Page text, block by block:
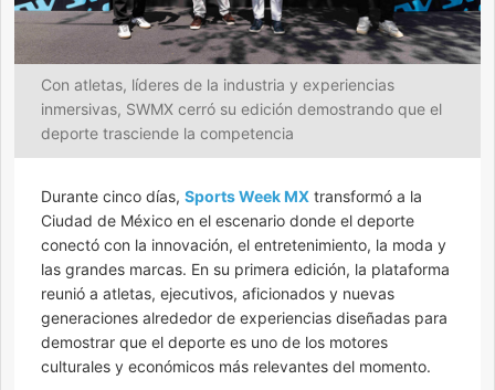
Con atletas, líderes de la industria y experiencias
inmersivas, SWMX cerró su edición demostrando que el
deporte trasciende la competencia
Durante cinco días, Sports Week MX transformó a la
Ciudad de México en el escenario donde el deporte
conectó con la innovación, el entretenimiento, la moda y
las grandes marcas. En su primera edición, la plataforma
reunió a atletas, ejecutivos, aficionados y nuevas
generaciones alrededor de experiencias diseñadas para
demostrar que el deporte es uno de los motores
culturales y económicos más relevantes del momento.